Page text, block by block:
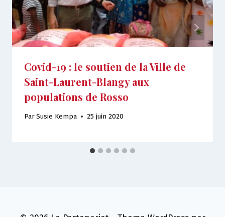
Covid-19 : le soutien de la Ville de
Saint-Laurent-Blangy aux
populations de Rosso
ParSusie Kempa 25 juin 2020